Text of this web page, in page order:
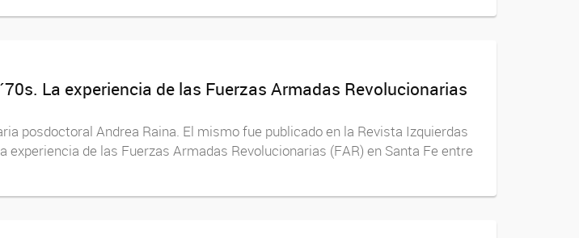
La experiencia de las Fuerzas Armadas Revolucionarias
posdoctoral Andrea Raina. El mismo fue publicado en la Revista Izquierdas
de las Fuerzas Armadas Revolucionarias (FAR) en Santa Fe entre